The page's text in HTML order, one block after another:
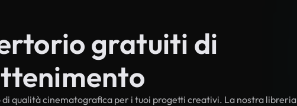
gratuiti di
qualità cinematografica per i tuoi progetti creativi. La nostra libreria